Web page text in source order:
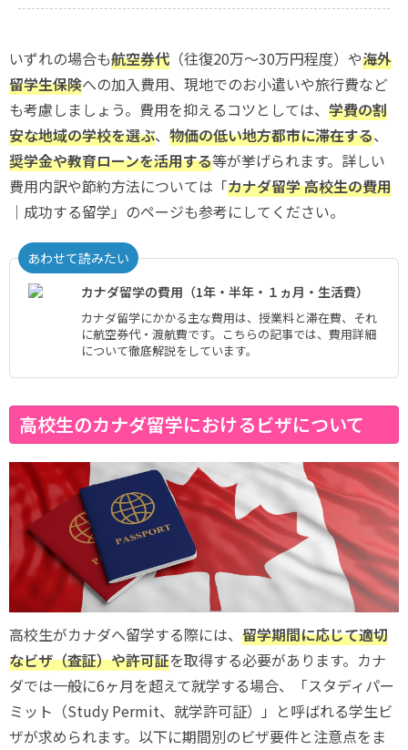
いずれの場合も航空券代 （往復20万〜30万円程度）や海外
留学生保険への加入費用、現地でのお小遣いや旅行費など
も考慮しましょう。費用を抑えるコツとしては、 学費の割
安な地域の学校を選ぶ、 物価の低い地方都市に滞在する、
奨学金や教育ローンを活用する等が挙げられます。詳しい
費用内訳や節約方法については「カナダ留学 高校生の費用
｜成功する留学」のページも参考にしてください。
あわせて読みたい
カナダ留学の費用（1年・半年・１ヵ月・生活費）
カナダ留学にかかる主な費用は、授業料と滞在費、それ
に航空券代・渡航費です。こちらの記事では、費用詳細
について徹底解説をしています。
高校生のカナダ留学におけるビザについて
高校生がカナダへ留学する際には、 留学期間に応じて適切
なビザ（査証）や許可証を取得する必要があります。カナ
ダでは一般に6ヶ月を超えて就学する場合、「スタディパー
ミット（Study Permit、就学許可証）」と呼ばれる学生ビ
ザが求められます。以下に期間別のビザ要件と注意点をま